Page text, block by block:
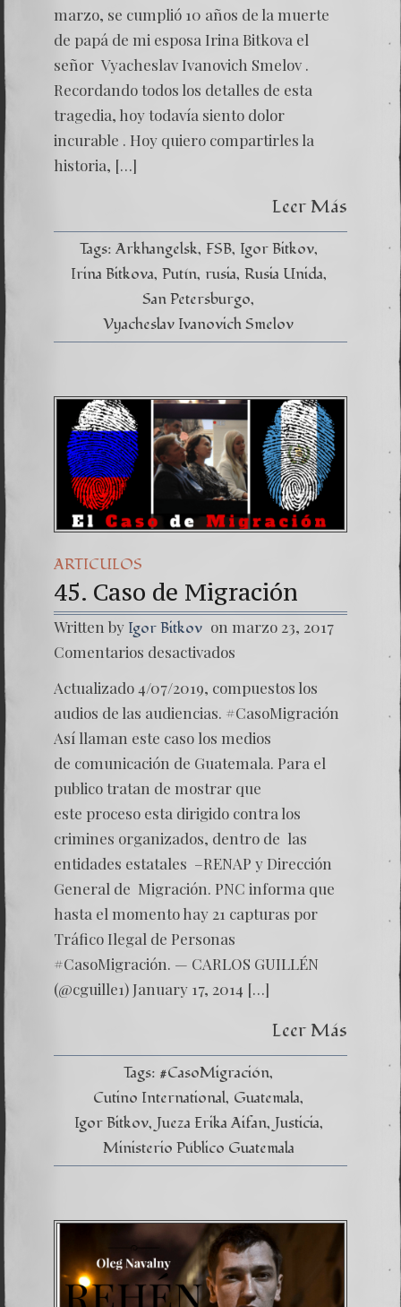
marzo, se cumplió 10 años de la muerte
de papá de mi esposa Irina Bitkova el
señor Vyacheslav Ivanovich Smelov .
Recordando todos los detalles de esta
tragedia, hoy todavía siento dolor
incurable . Hoy quiero compartirles la
historia, […]
Leer Más
Tags: Arkhangelsk FSB Igor Bitkov
Irina Bitkova Putín rusia Rusia Unida
San Petersburgo
Vyacheslav Ivanovich Smelov
ARTICULOS
45. Caso de Migración
Written by Igor Bitkov on marzo 23, 2017
Comentarios desactivados
Actualizado 4/07/2019, compuestos los
audios de las audiencias. #CasoMigración
Así llaman este caso los medios
de comunicación de Guatemala. Para el
publico tratan de mostrar que
este proceso esta dirigido contra los
crimines organizados, dentro de las
entidades estatales –RENAP y Dirección
General de Migración. PNC informa que
hasta el momento hay 21 capturas por
Tráfico Ilegal de Personas
#CasoMigración. — CARLOS GUILLÉN
(@cguille1) January 17, 2014 […]
Leer Más
Tags: #CasoMigración
Cutino International Guatemala
Igor Bitkov Jueza Erika Aifan Justicia
Ministerio Público Guatemala